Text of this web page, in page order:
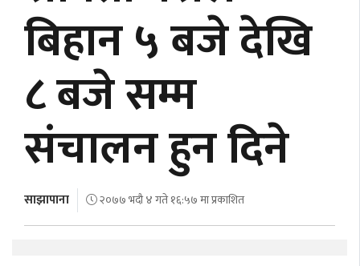
जीवनशैली
मनोरञ्जन/
साहित्य
अन्तरवार्ता
विचार/
बहस
बिहान ५ बजे देखि
८ बजे सम्म
संचालन हुन दिने
साझापाना २०७७ भदौ ४ गते १६:५७ मा प्रकाशित